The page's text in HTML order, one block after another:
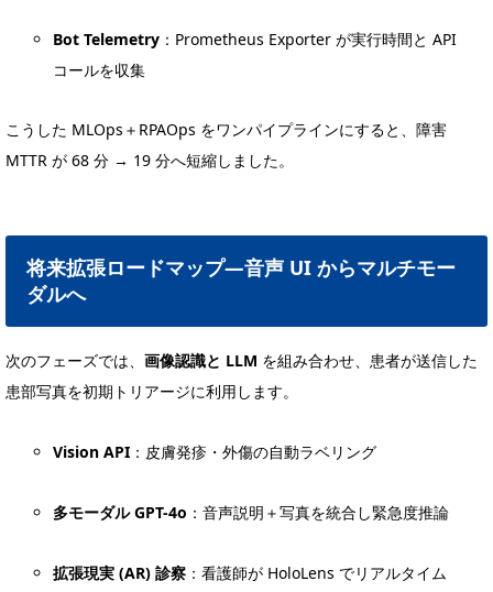
Bot Telemetry ：Prometheus Exporter が実行時間と API
コールを収集
こうした MLOps＋RPAOps をワンパイプラインにすると、障害
MTTR が 68 分 → 19 分へ短縮しました。
将来拡張ロードマップ—音声 UI からマルチモー
ダルへ
次のフェーズでは、 画像認識と LLM を組み合わせ、患者が送信した
患部写真を初期トリアージに利用します。
Vision API ：皮膚発疹・外傷の自動ラベリング
多モーダル GPT-4o ：音声説明＋写真を統合し緊急度推論
拡張現実 (AR) 診察 ：看護師が HoloLens でリアルタイム